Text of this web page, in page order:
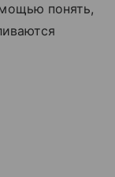
понять,